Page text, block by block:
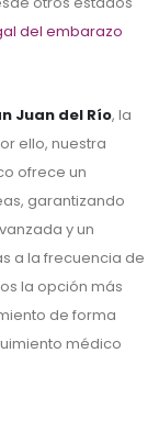
del embarazo
Juan del Río, la
ello, nuestra
ofrece un
garantizando
y un
a la frecuencia de
la opción más
de forma
médico